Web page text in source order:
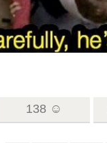
138 ☺